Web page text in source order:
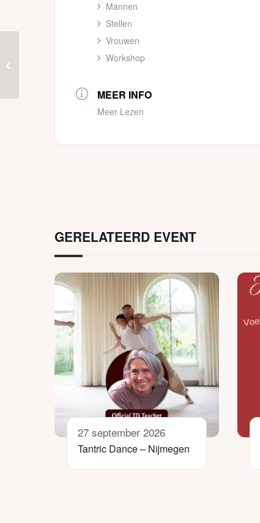
Mannen
Stellen
Vrouwen
Workshop
MEER INFO
Meer Lezen
GERELATEERD EVENT
27 september 2026
Tantric Dance – Nijmegen
Raken en Aangeraakt